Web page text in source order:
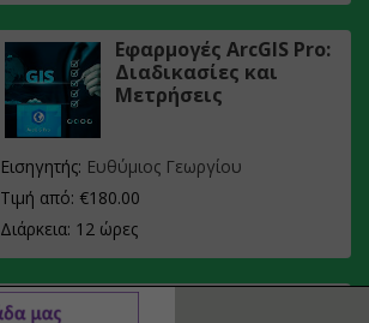
Εφαρμογές ArcGIS Pro:
Διαδικασίες και
Μετρήσεις
Εισηγητής: Ευθύμιος Γεωργίου
Τιμή από: €180.00
Διάρκεια: 12 ώρες